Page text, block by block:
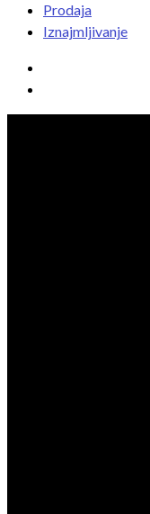
Prodaja
Iznajmljivanje